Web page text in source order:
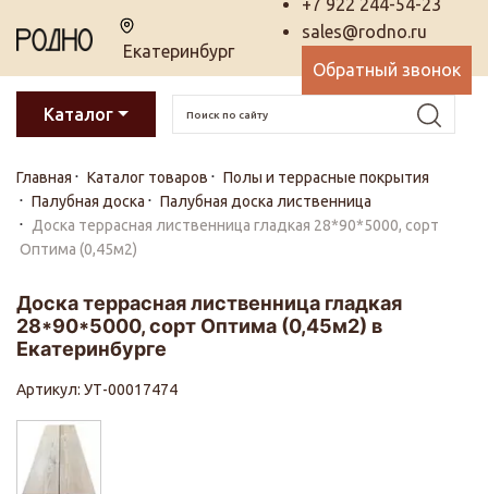
Екатеринбург
+7 922 244-54-23
sales@rodno.ru
Обратный звонок
Каталог
Главная Каталог товаров
Полы и террасные покрытия
Палубная доска
Палубная доска лиственница
Доска террасная лиственница гладкая 28*90*5000, сорт
Оптима (0,45м2)
Доска террасная лиственница гладкая
28*90*5000, сорт Оптима (0,45м2) в
Екатеринбурге
Артикул: УТ-00017474